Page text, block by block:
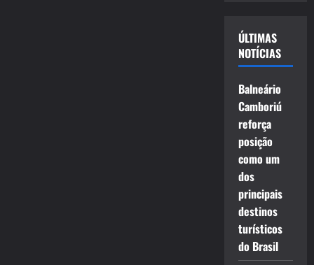
ÚLTIMAS
NOTÍCIAS
Balneário
Camboriú
reforça
posição
como um
dos
principais
destinos
turísticos
do Brasil